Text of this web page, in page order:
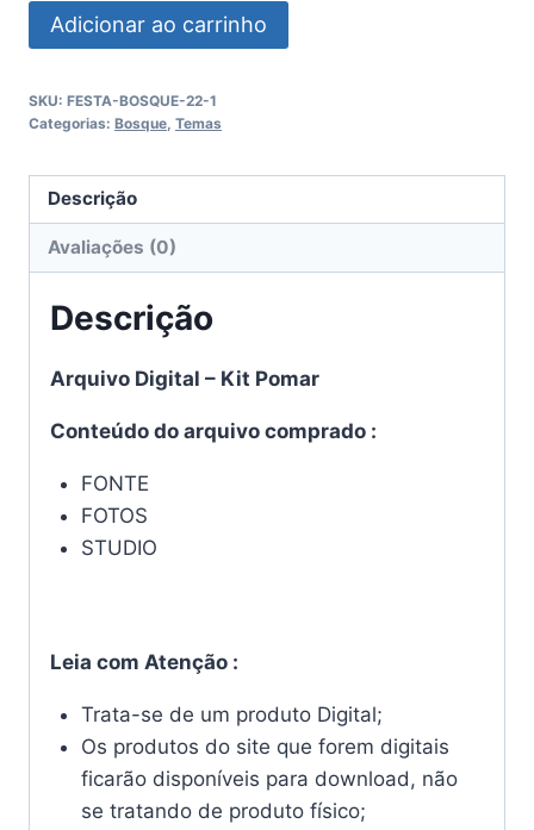
Pomar
Adicionar ao carrinho
SKU: FESTA-BOSQUE-22-1
Categorias: Bosque, Temas
Descrição
Avaliações (0)
Descrição
Arquivo Digital – Kit Pomar
Conteúdo do arquivo comprado :
FONTE
FOTOS
STUDIO
Leia com Atenção :
Trata-se de um produto Digital;
Os produtos do site que forem digitais
ficarão disponíveis para download, não
se tratando de produto físico;